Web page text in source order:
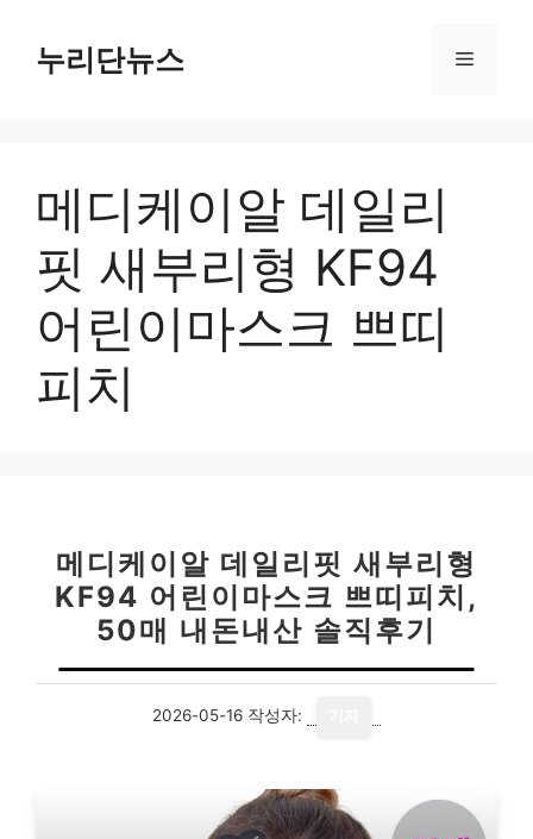
누리단뉴스 메
메디케이알 데일리
핏 새부리형 KF94
어린이마스크 쁘띠
피치
메디케이알 데일리핏 새부리형
KF94 어린이마스크 쁘띠피치,
50매 내돈내산 솔직후기
2026-05-16 작성자: